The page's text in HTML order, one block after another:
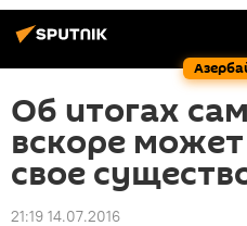
Об итогах
вскоре
свое
21:19 14.07.2016